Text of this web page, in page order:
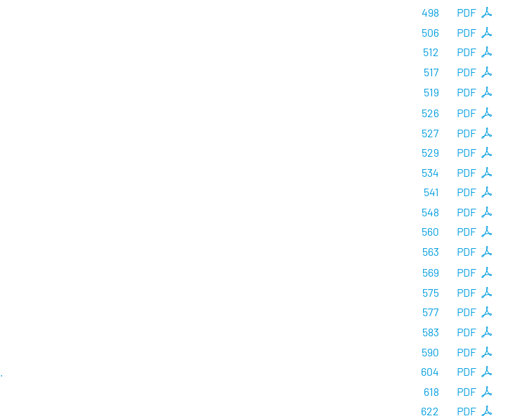
PDF
498
PDF
506
PDF
512
PDF
517
PDF
519
PDF
526
PDF
527
PDF
529
PDF
534
PDF
541
PDF
548
PDF
560
PDF
563
PDF
569
PDF
575
PDF
577
PDF
583
PDF
590
PDF
604
PDF
618
PDF
622